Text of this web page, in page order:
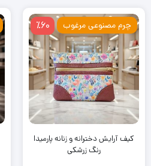
620,000
تومان
بود.
248,000
تومان.
٪60 چرم مصنوعی مرغوب
کیف آرایش دخترانه و زنانه پارمیدا
رنگ زرشکی